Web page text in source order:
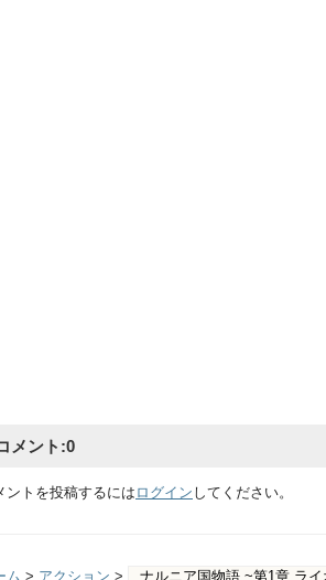
メント:0
ントを投稿するにはログイン してください。
ム > アクション > ナルニア国物語 ~第1章 ラ